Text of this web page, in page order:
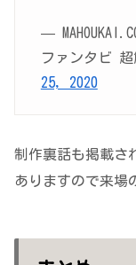
—
ファンタビ 超
25, 2020
制作裏話も掲載さ
ありますので来場